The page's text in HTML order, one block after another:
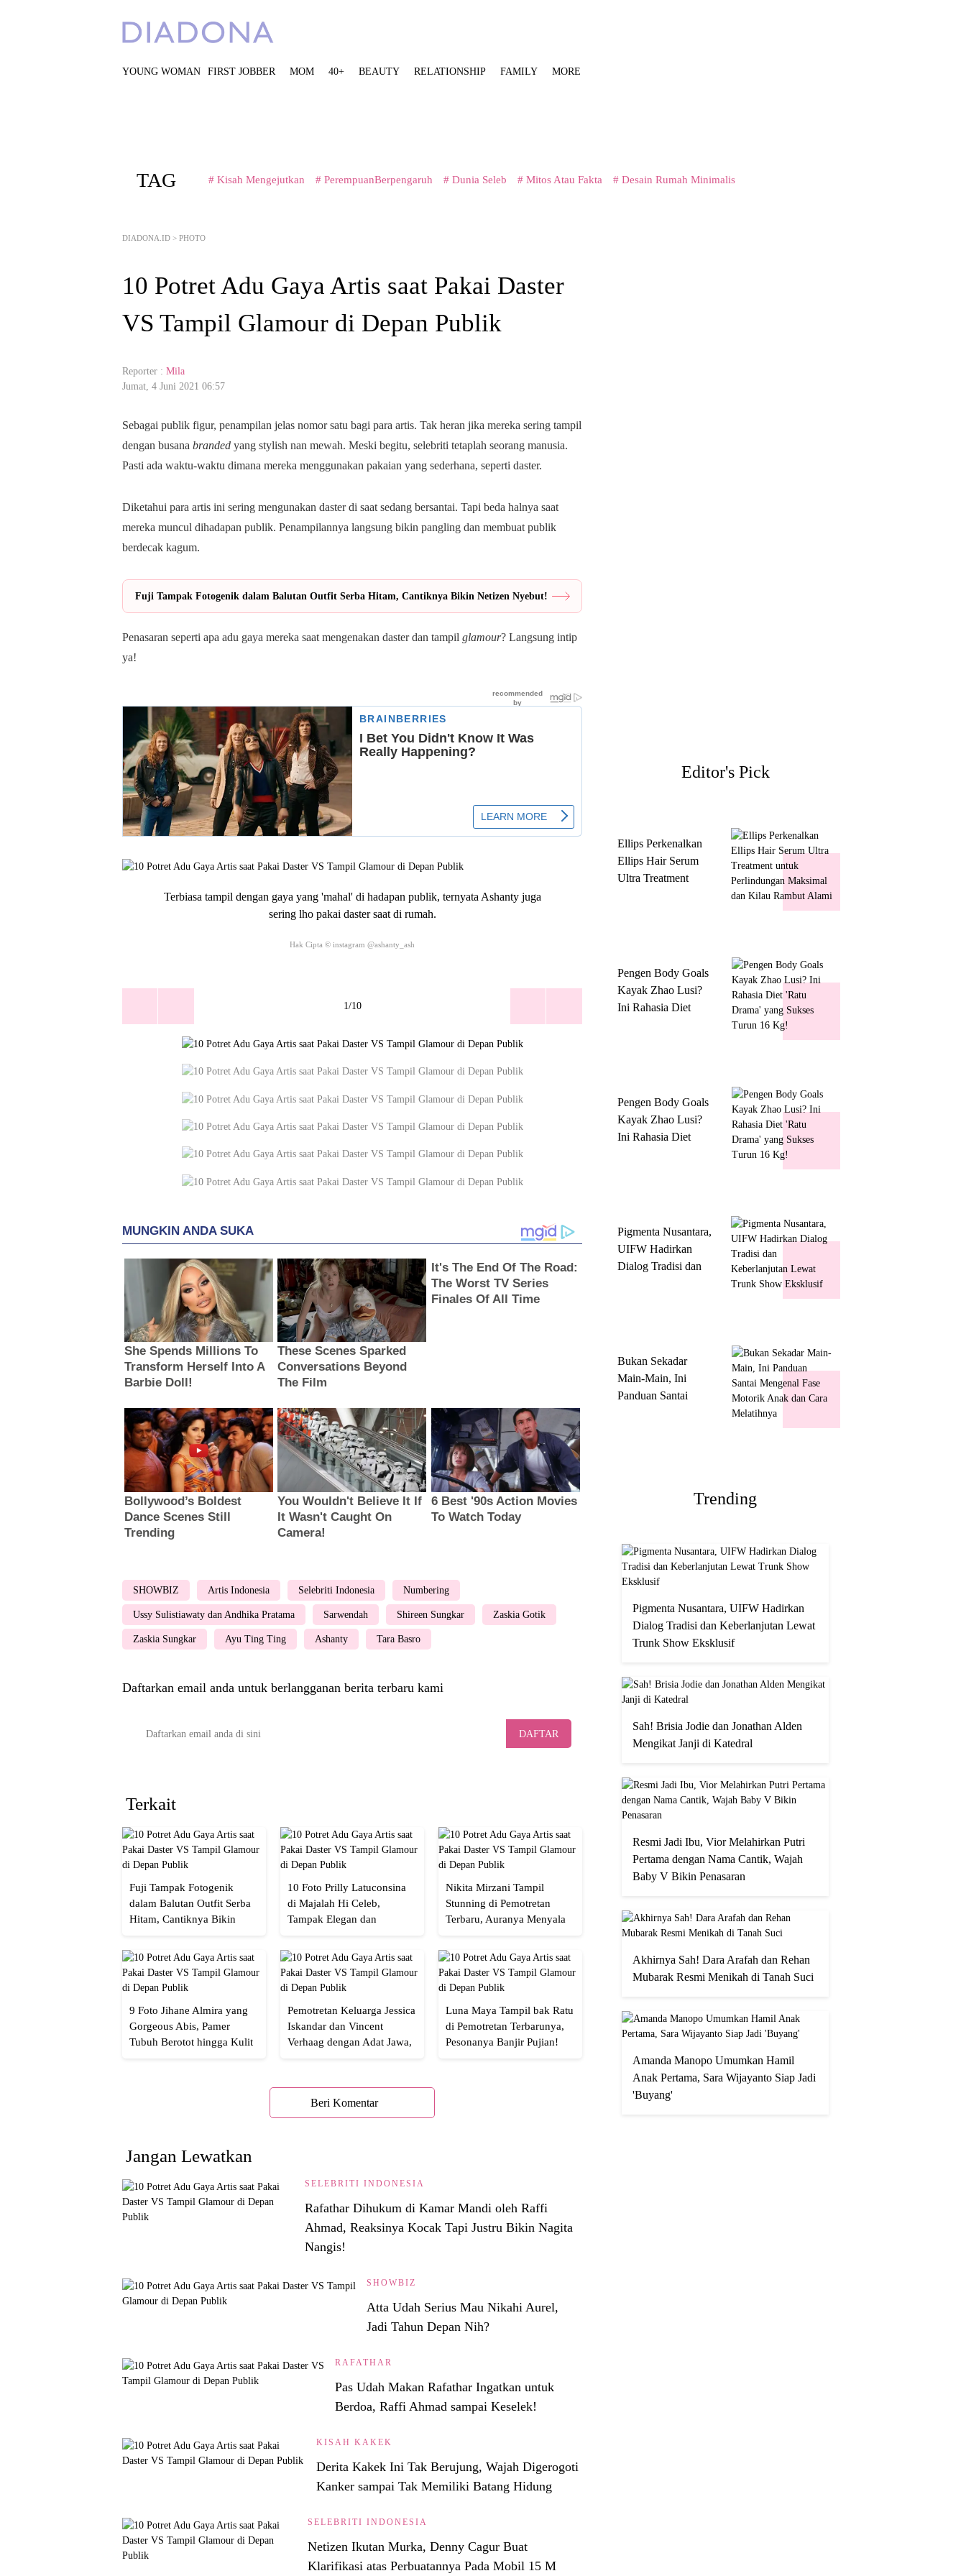
YOUNG WOMAN FIRST JOBBER MOM 40+ BEAUTY RELATIONSHIP FAMILY MORE
TAG # Kisah Mengejutkan # PerempuanBerpengaruh # Dunia Seleb # Mitos Atau Fakta # Desain Rumah Minimalis
DIADONA.ID > PHOTO
10 Potret Adu Gaya Artis saat Pakai Daster
VS Tampil Glamour di Depan Publik
Reporter : Mila
Jumat, 4 Juni 2021 06:57
Sebagai publik figur, penampilan jelas nomor satu bagi para artis. Tak heran jika mereka sering tampil
dengan busana branded yang stylish nan mewah. Meski begitu, selebriti tetaplah seorang manusia.
Pasti ada waktu-waktu dimana mereka menggunakan pakaian yang sederhana, seperti daster.
Diketahui para artis ini sering mengunakan daster di saat sedang bersantai. Tapi beda halnya saat
mereka muncul dihadapan publik. Penampilannya langsung bikin pangling dan membuat publik
berdecak kagum.
Fuji Tampak Fotogenik dalam Balutan Outfit Serba Hitam, Cantiknya Bikin Netizen Nyebut!
Penasaran seperti apa adu gaya mereka saat mengenakan daster dan tampil glamour? Langsung intip
ya!
Terbiasa tampil dengan gaya yang 'mahal' di hadapan publik, ternyata Ashanty juga
sering lho pakai daster saat di rumah.
Hak Cipta © instagram @ashanty_ash
1/10
SHOWBIZ Artis Indonesia Selebriti Indonesia Numbering
Ussy Sulistiawaty dan Andhika Pratama Sarwendah Shireen Sungkar Zaskia Gotik
Zaskia Sungkar Ayu Ting Ting Ashanty Tara Basro
Daftarkan email anda untuk berlangganan berita terbaru kami
DAFTAR
Terkait
Fuji Tampak Fotogenik
dalam Balutan Outfit Serba
Hitam, Cantiknya Bikin
10 Foto Prilly Latuconsina
di Majalah Hi Celeb,
Tampak Elegan dan
Nikita Mirzani Tampil
Stunning di Pemotretan
Terbaru, Auranya Menyala
9 Foto Jihane Almira yang
Gorgeous Abis, Pamer
Tubuh Berotot hingga Kulit
Pemotretan Keluarga Jessica
Iskandar dan Vincent
Verhaag dengan Adat Jawa,
Luna Maya Tampil bak Ratu
di Pemotretan Terbarunya,
Pesonanya Banjir Pujian!
Beri Komentar
Jangan Lewatkan
SELEBRITI INDONESIA
Rafathar Dihukum di Kamar Mandi oleh Raffi
Ahmad, Reaksinya Kocak Tapi Justru Bikin Nagita
Nangis!
SHOWBIZ
Atta Udah Serius Mau Nikahi Aurel,
Jadi Tahun Depan Nih?
RAFATHAR
Pas Udah Makan Rafathar Ingatkan untuk
Berdoa, Raffi Ahmad sampai Keselek!
KISAH KAKEK
Derita Kakek Ini Tak Berujung, Wajah Digerogoti
Kanker sampai Tak Memiliki Batang Hidung
SELEBRITI INDONESIA
Netizen Ikutan Murka, Denny Cagur Buat
Klarifikasi atas Perbuatannya Pada Mobil 15 M
Editor's Pick
Ellips Perkenalkan
Ellips Hair Serum
Ultra Treatment
Pengen Body Goals
Kayak Zhao Lusi?
Ini Rahasia Diet
Pengen Body Goals
Kayak Zhao Lusi?
Ini Rahasia Diet
Pigmenta Nusantara,
UIFW Hadirkan
Dialog Tradisi dan
Bukan Sekadar
Main-Main, Ini
Panduan Santai
Trending
Pigmenta Nusantara, UIFW Hadirkan
Dialog Tradisi dan Keberlanjutan Lewat
Trunk Show Eksklusif
Sah! Brisia Jodie dan Jonathan Alden
Mengikat Janji di Katedral
Resmi Jadi Ibu, Vior Melahirkan Putri
Pertama dengan Nama Cantik, Wajah
Baby V Bikin Penasaran
Akhirnya Sah! Dara Arafah dan Rehan
Mubarak Resmi Menikah di Tanah Suci
Amanda Manopo Umumkan Hamil
Anak Pertama, Sara Wijayanto Siap Jadi
'Buyang'